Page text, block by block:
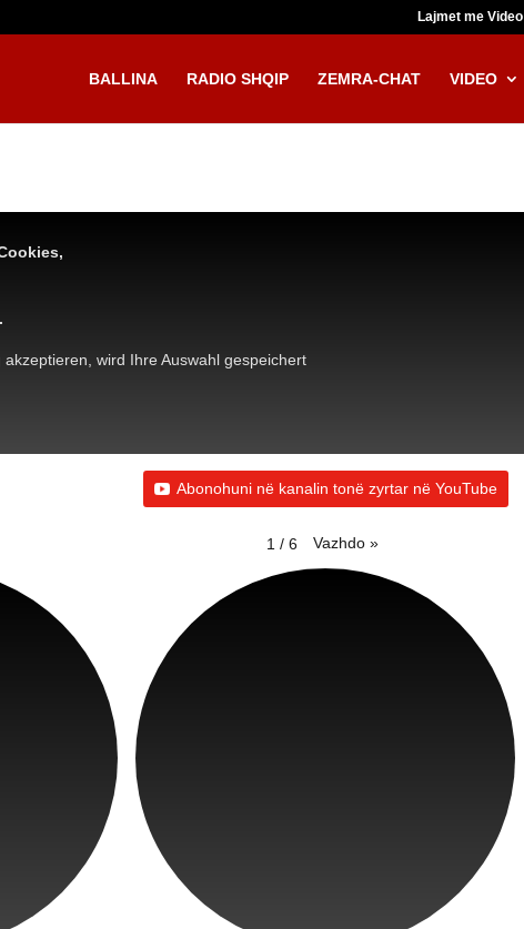
Lajmet me Video
BALLINA RADIO SHQIP ZEMRA-CHAT VIDEO
wird Ihre Auswahl gespeichert
Abonohuni në kanalin tonë zyrtar në YouTube
1 / 6 Vazhdo »